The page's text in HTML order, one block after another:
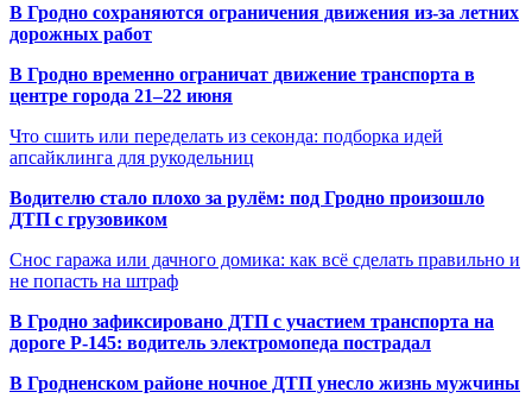
В Гродно сохраняются ограничения движения из-за летних
дорожных работ
В Гродно временно ограничат движение транспорта в
центре города 21–22 июня
Что сшить или переделать из секонда: подборка идей
апсайклинга для рукодельниц
Водителю стало плохо за рулём: под Гродно произошло
ДТП с грузовиком
Снос гаража или дачного домика: как всё сделать правильно и
не попасть на штраф
В Гродно зафиксировано ДТП с участием транспорта на
дороге Р-145: водитель электромопеда пострадал
В Гродненском районе ночное ДТП унесло жизнь мужчины